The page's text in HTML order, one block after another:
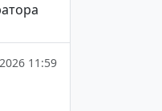
11:59